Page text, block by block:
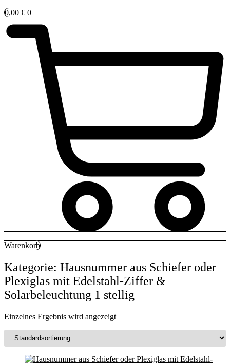
0,00 € 0
Warenkorb
Kategorie: Hausnummer aus Schiefer oder
Plexiglas mit Edelstahl-Ziffer &
Solarbeleuchtung 1 stellig
Einzelnes Ergebnis wird angezeigt